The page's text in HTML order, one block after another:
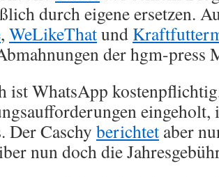
durch eigene ersetzen.
, WeLikeThatund
der hgm-press
ist WhatsApp
eingeholt,
Der Caschy berichtet aber
nun doch die